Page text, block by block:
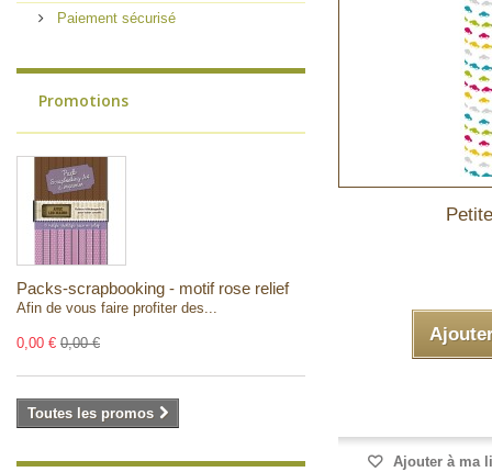
Paiement sécurisé
Promotions
Packs-scrapbooking - motif rose relief
Afin de vous faire profiter des...
0,00 € 0,00 €
Toutes les promos
Ajouter à ma